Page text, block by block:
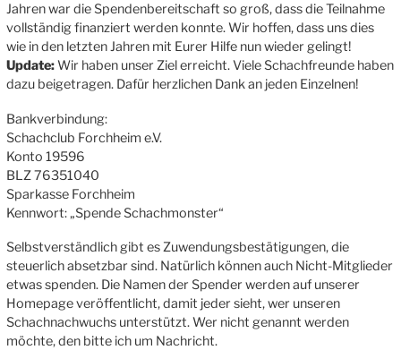
Jahren war die Spendenbereitschaft so groß, dass die Teilnahme
vollständig finanziert werden konnte. Wir hoffen, dass uns dies
wie in den letzten Jahren mit Eurer Hilfe nun wieder gelingt!
Update:Wir haben unser Ziel erreicht. Viele Schachfreunde haben
dazu beigetragen. Dafür herzlichen Dank an jeden Einzelnen!
Bankverbindung:
Schachclub Forchheim e.V.
Konto 19596
BLZ 76351040
Sparkasse Forchheim
Kennwort: „Spende Schachmonster“
Selbstverständlich gibt es Zuwendungsbestätigungen, die
steuerlich absetzbar sind. Natürlich können auch Nicht-Mitglieder
etwas spenden. Die Namen der Spender werden auf unserer
Homepage veröffentlicht, damit jeder sieht, wer unseren
Schachnachwuchs unterstützt. Wer nicht genannt werden
möchte, den bitte ich um Nachricht.